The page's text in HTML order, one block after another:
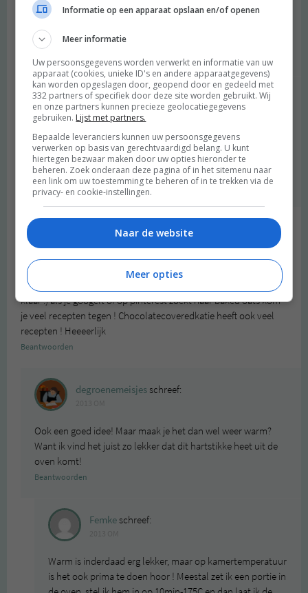
2013 OM
Tweepersoons!
Judithschreef:
2013 OM
Bedankt, gisteren gemaakt en de helft opgegeten,
vanochtend de andere helft. Was vanochtend nog
lekkerder dan gisteren!
Beantwoorden
Femke van Sinderenschreef:
Ik doe dit regelmatig ! Je kan ook een hele set maken en dan een
deel invriezen, de nacht van te voren uit de vriezer en je ontbijt is
klaar :) als je googelt of op pinterest zoekt naar baked oats kom
je veel recepten tegen ! Chocolatecoveredkatie heeft ook veel
recepten ! Heeeerlijk
Beantwoorden
degroenemeisjesschreef:
Ook een goed idee! Maar maak je het dan wel weer warm?
Want ik vind het juist zo lekker dat dit hartstikke heet uit de
oven komt!
Beantwoorden
Femkeschreef:
Warm is inderdaad erg lekker, maar op kamertemperatuur
is het ook prima te doen hoor ! Meestal zet ik een portie in
Informatie op een apparaat opslaan en/of openen
Meer informatie
Uw persoonsgegevens worden verwerkt en informatie van uw
apparaat (cookies, unieke ID's en andere apparaatgegevens)
kan worden opgeslagen door, geopend door en gedeeld met
332 partners of specifiek door deze site worden gebruikt. Wij
en onze partners kunnen precieze geolocatiegegevens
gebruiken. Lijst met partners.
Bepaalde leveranciers kunnen uw persoonsgegevens
verwerken op basis van gerechtvaardigd belang. U kunt
hiertegen bezwaar maken door uw opties hieronder te
beheren. Zoek onderaan deze pagina of in het sitemenu naar
een link om uw toestemming te beheren of in te trekken via de
privacy- en cookie-instellingen.
Naar de website
Meer opties